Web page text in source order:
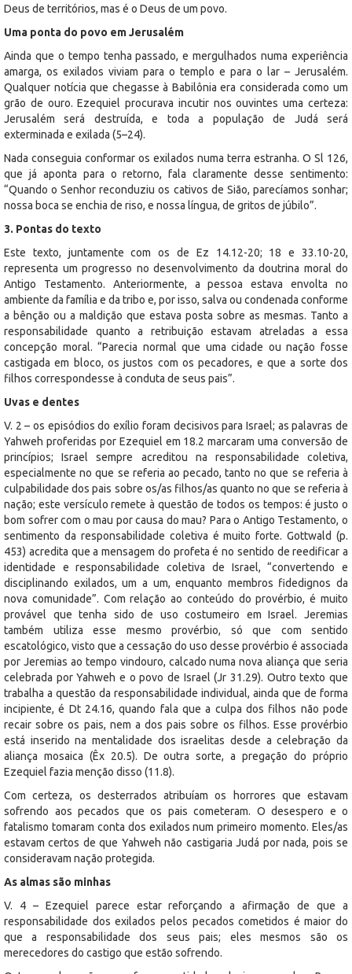
Deus de territórios, mas é o Deus de um povo.
Uma ponta do povo em Jerusalém
Ainda que o tempo tenha passado, e mergulhados numa experiência
amarga, os exilados viviam para o templo e para o lar – Jerusalém.
Qualquer notícia que chegasse à Babilônia era considerada como um
grão de ouro. Ezequiel procurava incutir nos ouvintes uma certeza:
Jerusalém será destruída, e toda a população de Judá será
exterminada e exilada (5–24).
Nada conseguia conformar os exilados numa terra estranha. O Sl 126,
que já aponta para o retorno, fala claramente desse sentimento:
“Quando o Senhor reconduziu os cativos de Sião, parecíamos sonhar;
nossa boca se enchia de riso, e nossa língua, de gritos de júbilo”.
3. Pontas do texto
Este texto, juntamente com os de Ez 14.12-20; 18 e 33.10-20,
representa um progresso no desenvolvimento da doutrina moral do
Antigo Testamento. Anteriormente, a pessoa estava envolta no
ambiente da família e da tribo e, por isso, salva ou condenada conforme
a bênção ou a maldição que estava posta sobre as mesmas. Tanto a
responsabilidade quanto a retribuição estavam atreladas a essa
concepção moral. “Parecia normal que uma cidade ou nação fosse
castigada em bloco, os justos com os pecadores, e que a sorte dos
filhos correspondesse à conduta de seus pais”.
Uvas e dentes
V. 2 – os episódios do exílio foram decisivos para Israel; as palavras de
Yahweh proferidas por Ezequiel em 18.2 marcaram uma conversão de
princípios; Israel sempre acreditou na responsabilidade coletiva,
especialmente no que se referia ao pecado, tanto no que se referia à
culpabilidade dos pais sobre os/as filhos/as quanto no que se referia à
nação; este versículo remete à questão de todos os tempos: é justo o
bom sofrer com o mau por causa do mau? Para o Antigo Testamento, o
sentimento da responsabilidade coletiva é muito forte. Gottwald (p.
453) acredita que a mensagem do profeta é no sentido de reedificar a
identidade e responsabilidade coletiva de Israel, “convertendo e
disciplinando exilados, um a um, enquanto membros fidedignos da
nova comunidade”. Com relação ao conteúdo do provérbio, é muito
provável que tenha sido de uso costumeiro em Israel. Jeremias
também utiliza esse mesmo provérbio, só que com sentido
escatológico, visto que a cessação do uso desse provérbio é associada
por Jeremias ao tempo vindouro, calcado numa nova aliança que seria
celebrada por Yahweh e o povo de Israel (Jr 31.29). Outro texto que
trabalha a questão da responsabilidade individual, ainda que de forma
incipiente, é Dt 24.16, quando fala que a culpa dos filhos não pode
recair sobre os pais, nem a dos pais sobre os filhos. Esse provérbio
está inserido na mentalidade dos israelitas desde a celebração da
aliança mosaica (Êx 20.5). De outra sorte, a pregação do próprio
Ezequiel fazia menção disso (11.8).
Com certeza, os desterrados atribuíam os horrores que estavam
sofrendo aos pecados que os pais cometeram. O desespero e o
fatalismo tomaram conta dos exilados num primeiro momento. Eles/as
estavam certos de que Yahweh não castigaria Judá por nada, pois se
consideravam nação protegida.
As almas são minhas
V. 4 – Ezequiel parece estar reforçando a afirmação de que a
responsabilidade dos exilados pelos pecados cometidos é maior do
que a responsabilidade dos seus pais; eles mesmos são os
merecedores do castigo que estão sofrendo.